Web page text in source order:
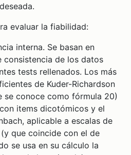
evaluar la fiabilidad:
interna. Se basan en
de los datos
tests rellenados. Los más
de Kuder-Richardson
se conoce como fórmula 20)
items dicotómicos y el
aplicable a escalas de
que coincide con el de
se usa en su cálculo la